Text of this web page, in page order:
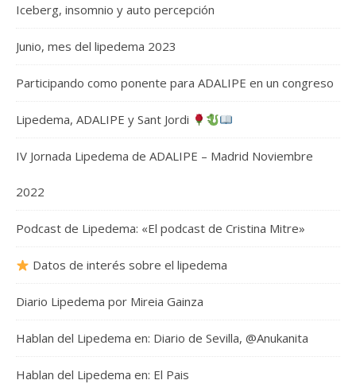
Iceberg, insomnio y auto percepción
Junio, mes del lipedema 2023
Participando como ponente para ADALIPE en un congreso
Lipedema, ADALIPE y Sant Jordi
IV Jornada Lipedema de ADALIPE – Madrid Noviembre
2022
Podcast de Lipedema: «El podcast de Cristina Mitre»
Datos de interés sobre el lipedema
Diario Lipedema por Mireia Gainza
Hablan del Lipedema en: Diario de Sevilla, @Anukanita
Hablan del Lipedema en: El Pais